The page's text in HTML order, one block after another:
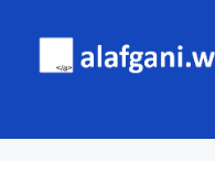
content